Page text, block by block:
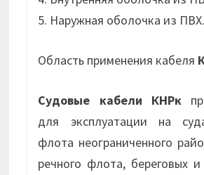
5. Наружная оболочка из ПВХ.
Область применения кабеля
Судовые кабели КНРк
для эксплуатации на
флота неограниченного
речного флота, береговых